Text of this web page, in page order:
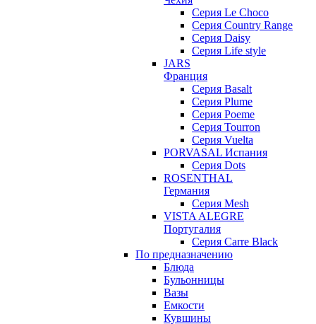
Cерия Le Choco
Серия Country Range
Серия Daisy
Серия Life style
JARS
Франция
Серия Basalt
Серия Plume
Серия Poeme
Серия Tourron
Серия Vuelta
PORVASAL Испания
Серия Dots
ROSENTHAL
Германия
Серия Mesh
VISTA ALEGRE
Португалия
Серия Carre Black
По предназначению
Блюда
Бульонницы
Вазы
Емкости
Кувшины